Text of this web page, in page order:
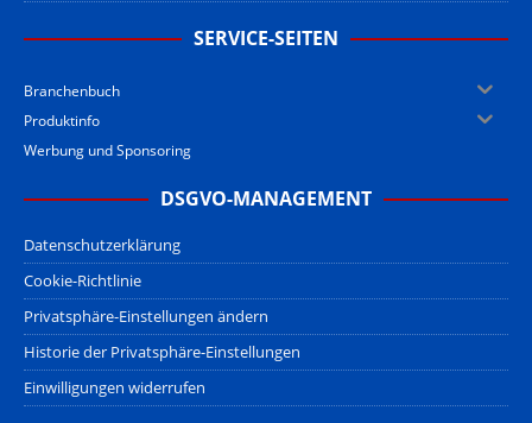
SERVICE-SEITEN
Branchenbuch
Produktinfo
Werbung und Sponsoring
DSGVO-MANAGEMENT
Datenschutzerklärung
Cookie-Richtlinie
Privatsphäre-Einstellungen ändern
Historie der Privatsphäre-Einstellungen
Einwilligungen widerrufen